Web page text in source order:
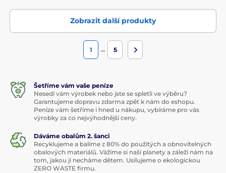
Zobrazit další produkty
1 … 5
Šetříme vám vaše peníze
Nesedí vám výrobek nebo jste se spletli ve výběru?
Garantujeme dopravu zdarma zpět k nám do eshopu.
Peníze vám šetříme i hned u nákupu, vybíráme pro vás
výrobky za co nejvýhodnější ceny.
Dáváme obalům 2. šanci
Recyklujeme a balíme z 80% do použitých a obnovitelných
obalových materiálů. Vážíme si naší planety a záleží nám na
tom, jakou ji necháme dětem. Usilujeme o ekologickou
ZERO WASTE firmu.